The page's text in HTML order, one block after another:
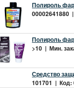
Полироль
00002641880
Полироль
>10 | Мин.
Средство
101701 | Код: